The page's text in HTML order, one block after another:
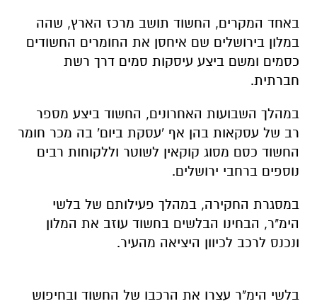
באחד המקרים, החשוד תושב מרכז הארץ, שהה
במלון בירושלים שם איחסן את החומרים החשודים
כסמים ומשם ביצע עיסקות סמים דרך רשת
חברתית.
במהלך השבועות האחרונים, החשוד ביצע מספר
רב של עסקאות בהן אף 'עסקת ביום' בה מכר חומר
החשוד כסם מסוג קוקאין לשוטר וללקוחות רבים
נוספים ברחבי ירושלים.
במסגרת החקירה, במהלך פעילותם של בלשי
הימ"ר, הבחינו הבלשים בחשוד עוזב את המלון
ונכנס לרכב לכיוון היציאה מהעיר.
בלשי הימ"ר עצרו את הרכבו של החשוד ובחיפוש